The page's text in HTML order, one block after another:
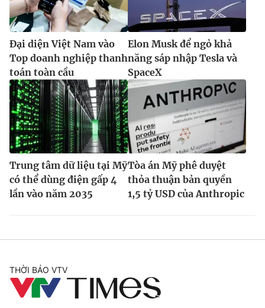
Đại diện Việt Nam vào
Top doanh nghiệp thanh
toán toàn cầu
Elon Musk để ngỏ khả
năng sáp nhập Tesla và
SpaceX
Trung tâm dữ liệu tại Mỹ
có thể dùng điện gấp 4
lần vào năm 2035
Tòa án Mỹ phê duyệt
thỏa thuận bản quyền
1,5 tỷ USD của Anthropic
THỜI BÁO VTV